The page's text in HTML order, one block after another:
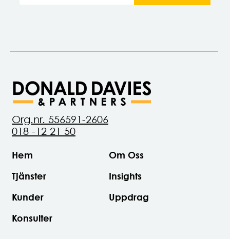
Org.nr. 556591-2606
018 -12 21 50
Hem
Tjänster
Kunder
Konsulter
Om Oss
Insights
Uppdrag